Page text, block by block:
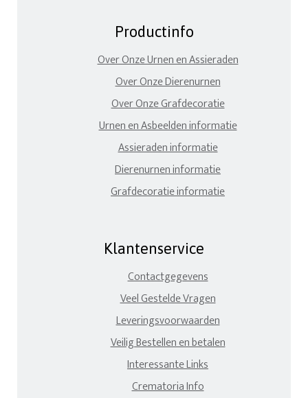
Productinfo
Over Onze Urnen en Assieraden
Over Onze Dierenurnen
Over Onze Grafdecoratie
Urnen en Asbeelden informatie
Assieraden informatie
Dierenurnen informatie
Grafdecoratie informatie
Klantenservice
Contactgegevens
Veel Gestelde Vragen
Leveringsvoorwaarden
Veilig Bestellen en betalen
Interessante Links
Crematoria Info